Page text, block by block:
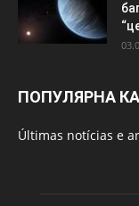
ПОПУЛЯРНА
Últimas notícias e